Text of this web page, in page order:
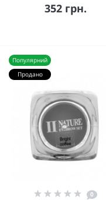
352 грн.
Популярний
Продано
0